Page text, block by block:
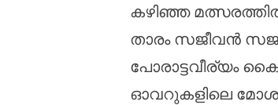
കഴിഞ്ഞ
താരം സജീവൻ
പോരാട്ടവീര്യം
ഓവറുകളിലെ